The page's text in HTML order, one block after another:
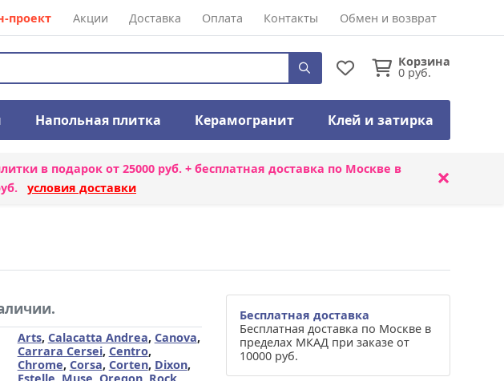
проект Акции Доставка Оплата Контакты Обмен и возврат
Корзина
0 руб.
Напольная плитка Керамогранит Клей и затирка
в подарок от 25000 руб. + бесплатная доставка по Москве в
условия доставки ×
Arts, Calacatta Andrea, Canova,
Carrara Cersei, Centro,
Chrome, Corsa, Corten, Dixon,
Бесплатная доставка
Бесплатная доставка по Москве в
пределах МКАД при заказе от
10000 руб.